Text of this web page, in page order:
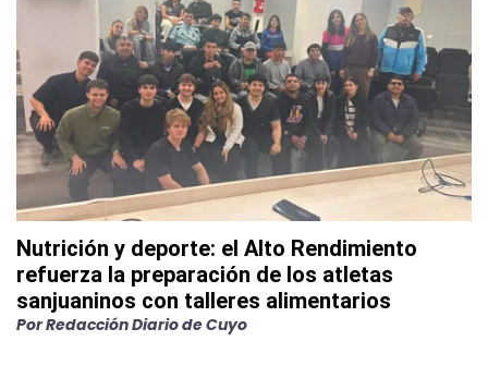
Nutrición y deporte: el Alto Rendimiento
refuerza la preparación de los atletas
sanjuaninos con talleres alimentarios
PorRedacción Diario de Cuyo